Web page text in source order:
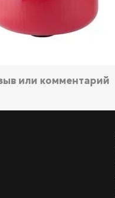
или комментарий